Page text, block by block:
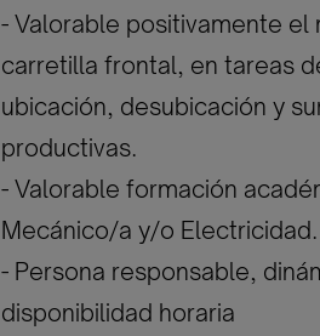
- Valorable positivamente el
carretilla frontal, en tareas
ubicación, desubicación y
productivas.
- Valorable formación
Mecánico/a y/o Electricidad.
- Persona responsable,
disponibilidad horaria